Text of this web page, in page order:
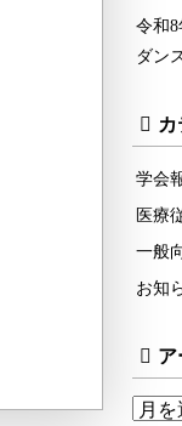
令和
ダン
学会
医療
一般
お知
ア